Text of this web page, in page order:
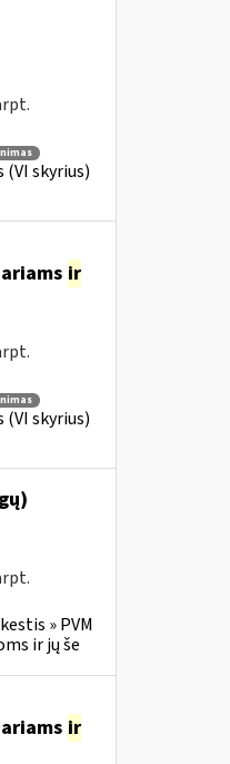
skyrius)
ir
skyrius)
» PVM
ir jų še
ir